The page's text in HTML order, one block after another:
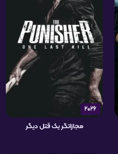
2026
مجازاتگر یک قتل دیگر